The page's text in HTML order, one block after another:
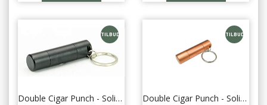
TILBUD
Double Cigar Punch - Solingen Blade - Adorini - Black
TILBUD
Double Cigar Punch - Solingen Blade - Adorini - kobber